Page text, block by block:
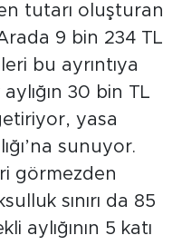
tutarı oluşturan
Arada 9 bin 234 TL
bu ayrıntıya
30 bin TL
yasa
sunuyor.
görmezden
sınırı da 85
aylığının 5 katı